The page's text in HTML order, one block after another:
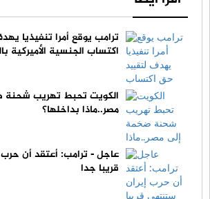
ترامب يوقع أمرا تنفيذيا
اكتساب الجنسية الأميركية
الكويت تحبط تهريب شحنة
مصر..ماذا بداخلها؟
عاجل - ترامب: أعتقد أن
قريبا جدا